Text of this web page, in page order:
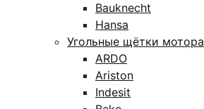
Bauknecht
Hansa
Угольные щётки мотора
ARDO
Ariston
Indesit